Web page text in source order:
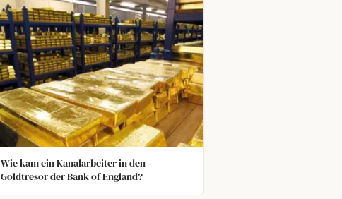
Wie kam ein Kanalarbeiter in den
Goldtresor der Bank of England?